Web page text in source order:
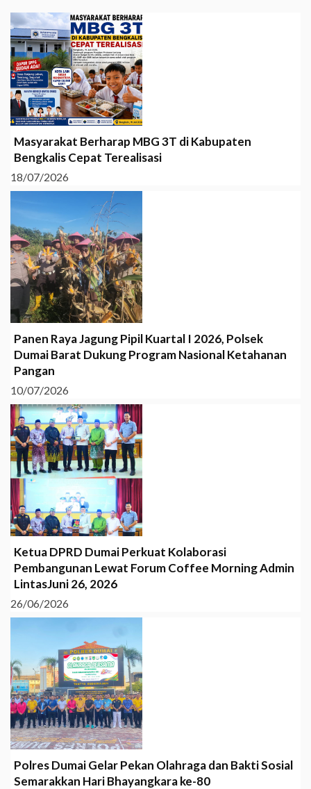
Masyarakat Berharap MBG 3T di Kabupaten
Bengkalis Cepat Terealisasi
18/07/2026
Panen Raya Jagung Pipil Kuartal I 2026, Polsek
Dumai Barat Dukung Program Nasional Ketahanan
Pangan
10/07/2026
Ketua DPRD Dumai Perkuat Kolaborasi
Pembangunan Lewat Forum Coffee Morning Admin
LintasJuni 26, 2026
26/06/2026
Polres Dumai Gelar Pekan Olahraga dan Bakti Sosial
Semarakkan Hari Bhayangkara ke-80